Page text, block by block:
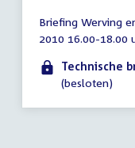
vergadering
14:00
16:00
Briefing Werving
2010 16.00-18.00
Technische
(besloten)